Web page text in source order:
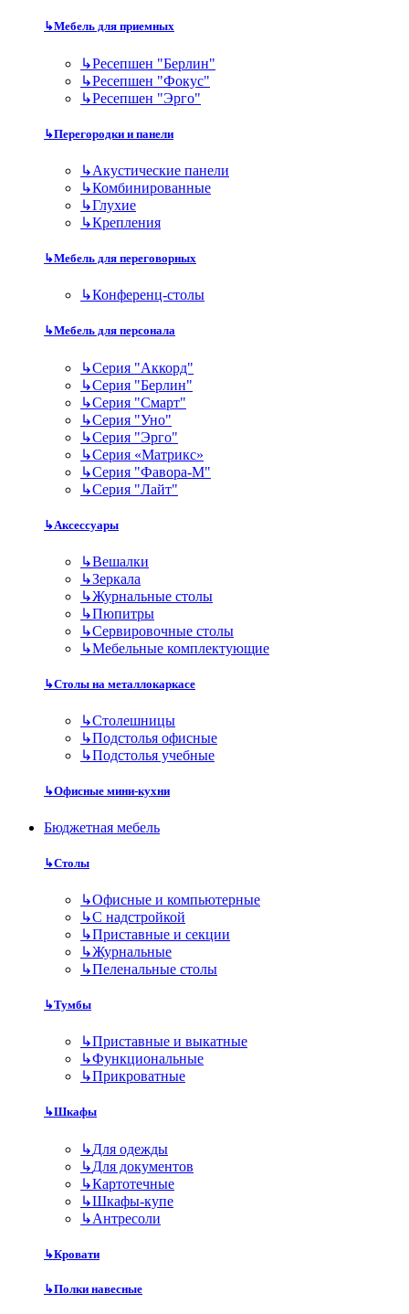
↳Мебель для приемных
↳Ресепшен "Берлин"
↳Ресепшен "Фокус"
↳Ресепшен "Эрго"
↳Перегородки и панели
↳Акустические панели
↳Комбинированные
↳Глухие
↳Крепления
↳Мебель для переговорных
↳Конференц-столы
↳Мебель для персонала
↳Серия "Аккорд"
↳Серия "Берлин"
↳Серия "Смарт"
↳Серия "Уно"
↳Серия "Эрго"
↳Серия «Матрикс»
↳Серия "Фавора-М"
↳Серия "Лайт"
↳Аксессуары
↳Вешалки
↳Зеркала
↳Журнальные столы
↳Пюпитры
↳Сервировочные столы
↳Мебельные комплектующие
↳Столы на металлокаркасе
↳Столешницы
↳Подстолья офисные
↳Подстолья учебные
↳Офисные мини-кухни
Бюджетная мебель
↳Столы
↳Офисные и компьютерные
↳С надстройкой
↳Приставные и секции
↳Журнальные
↳Пеленальные столы
↳Тумбы
↳Приставные и выкатные
↳Функциональные
↳Прикроватные
↳Шкафы
↳Для одежды
↳Для документов
↳Картотечные
↳Шкафы-купе
↳Антресоли
↳Кровати
↳Полки навесные